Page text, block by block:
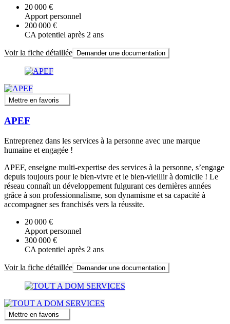
20 000 €
Apport personnel
200 000 €
CA potentiel après 2 ans
Voir la fiche détaillée Demander une documentation
Mettre en favoris
APEF
Entreprenez dans les services à la personne avec une marque
humaine et engagée !
APEF, enseigne multi-expertise des services à la personne, s’engage
depuis toujours pour le bien-vivre et le bien-vieillir à domicile ! Le
réseau connaît un développement fulgurant ces dernières années
grâce à son professionnalisme, son dynamisme et sa capacité à
accompagner ses franchisés vers la réussite.
20 000 €
Apport personnel
300 000 €
CA potentiel après 2 ans
Voir la fiche détaillée Demander une documentation
Mettre en favoris